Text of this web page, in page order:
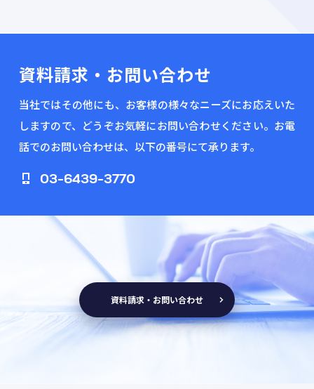
資料請求・お問い合わせ
当社ではその他にも、お客様の様々なニーズにお応えいた
しますので、どうぞお気軽にお問い合わせください。お電
話でのお問い合わせは、以下の番号にて承ります。
03-6439-3770
資料請求・お問い合わせ